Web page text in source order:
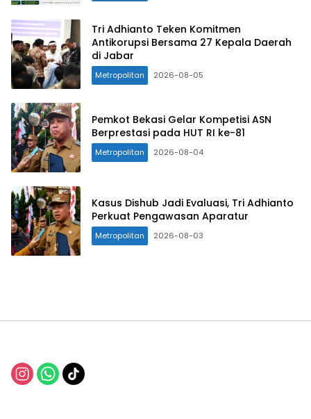
Tri Adhianto Teken Komitmen
Antikorupsi Bersama 27 Kepala Daerah
di Jabar
Metropolitan 2026-08-05
Pemkot Bekasi Gelar Kompetisi ASN
Berprestasi pada HUT RI ke-81
Metropolitan 2026-08-04
Kasus Dishub Jadi Evaluasi, Tri Adhianto
Perkuat Pengawasan Aparatur
Metropolitan 2026-08-03